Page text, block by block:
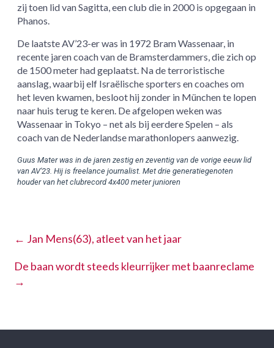
zij toen lid van Sagitta, een club die in 2000 is opgegaan in
Phanos.
De laatste AV’23-er was in 1972 Bram Wassenaar, in
recente jaren coach van de Bramsterdammers, die zich op
de 1500 meter had geplaatst. Na de terroristische
aanslag, waarbij elf Israëlische sporters en coaches om
het leven kwamen, besloot hij zonder in München te lopen
naar huis terug te keren. De afgelopen weken was
Wassenaar in Tokyo – net als bij eerdere Spelen – als
coach van de Nederlandse marathonlopers aanwezig.
Guus Mater was in de jaren zestig en zeventig van de vorige eeuw lid
van AV'23. Hij is freelance journalist. Met drie generatiegenoten
houder van het clubrecord 4x400 meter junioren
← Jan Mens(63), atleet van het jaar
De baan wordt steeds kleurrijker met baanreclame
→